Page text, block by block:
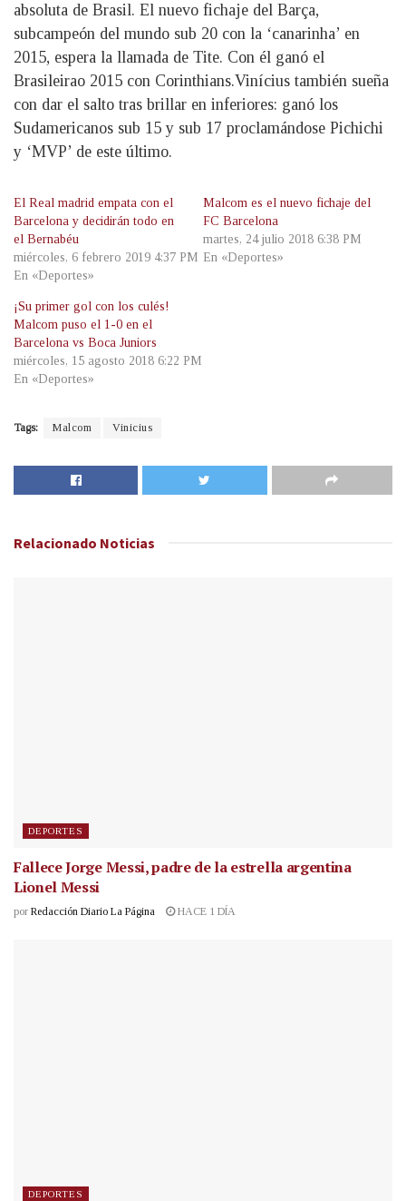
absoluta de Brasil. El nuevo fichaje del Barça,
subcampeón del mundo sub 20 con la ‘canarinha’ en
2015, espera la llamada de Tite. Con él ganó el
Brasileirao 2015 con Corinthians.Vinícius también sueña
con dar el salto tras brillar en inferiores: ganó los
Sudamericanos sub 15 y sub 17 proclamándose Pichichi
y ‘MVP’ de este último.
El Real madrid empata con el
Barcelona y decidirán todo en
el Bernabéu
miércoles, 6 febrero 2019 4:37 PM
En «Deportes»
Malcom es el nuevo fichaje del
FC Barcelona
martes, 24 julio 2018 6:38 PM
En «Deportes»
¡Su primer gol con los culés!
Malcom puso el 1-0 en el
Barcelona vs Boca Juniors
miércoles, 15 agosto 2018 6:22 PM
En «Deportes»
Tags: Malcom Vinicius
Relacionado Noticias
DEPORTES
Fallece Jorge Messi, padre de la estrella argentina
Lionel Messi
por Redacción Diario La Página HACE 1 DÍA
DEPORTES